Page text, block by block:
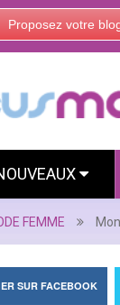
Proposez votre
FEMME
SUR FACEBOOK